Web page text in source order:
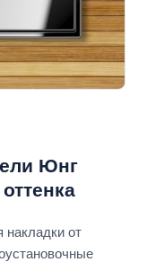
Юнг
накладки от